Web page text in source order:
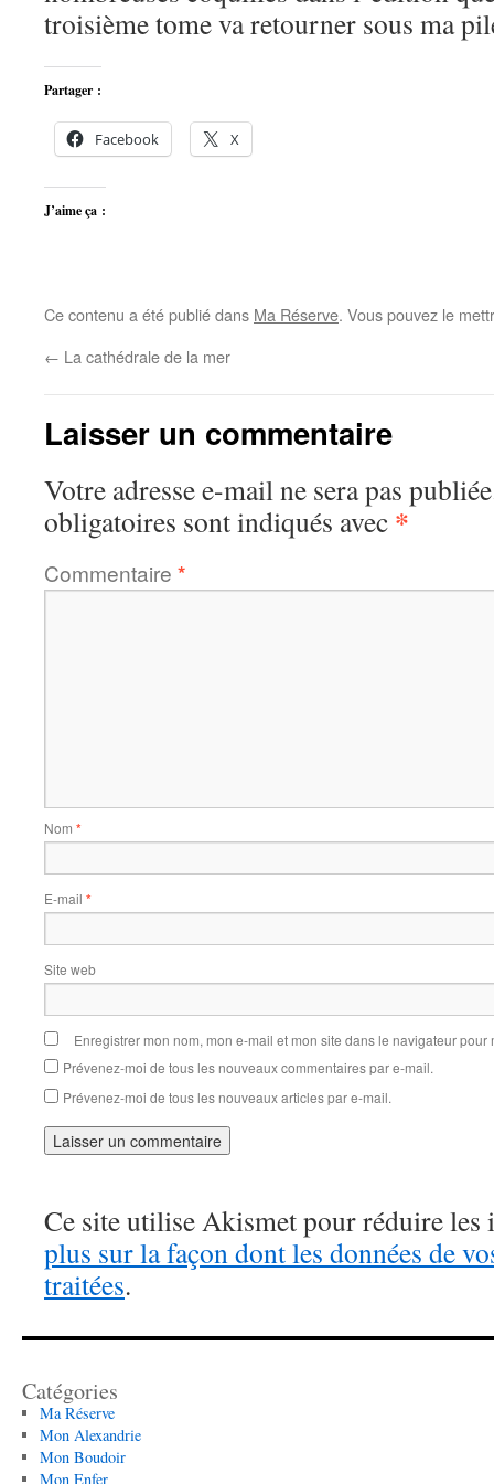
troisième tome va retourner sous ma
Partager :
Facebook X
J’aime ça :
Ce contenu a été publié dans Ma Réserve. Vous pouvez le
← La cathédrale de la mer
Laisser un commentaire
Votre adresse e-mail ne sera pas
obligatoires sont indiqués avec *
Commentaire *
Nom *
E-mail *
Site web
Enregistrer mon nom, mon e-mail et mon site dans le navigateur
Prévenez-moi de tous les nouveaux commentaires par e-mail.
Prévenez-moi de tous les nouveaux articles par e-mail.
Ce site utilise Akismet pour réduire les
plus sur la façon dont les données de
traitées.
Catégories
Ma Réserve
Mon Alexandrie
Mon Boudoir
Mon Enfer